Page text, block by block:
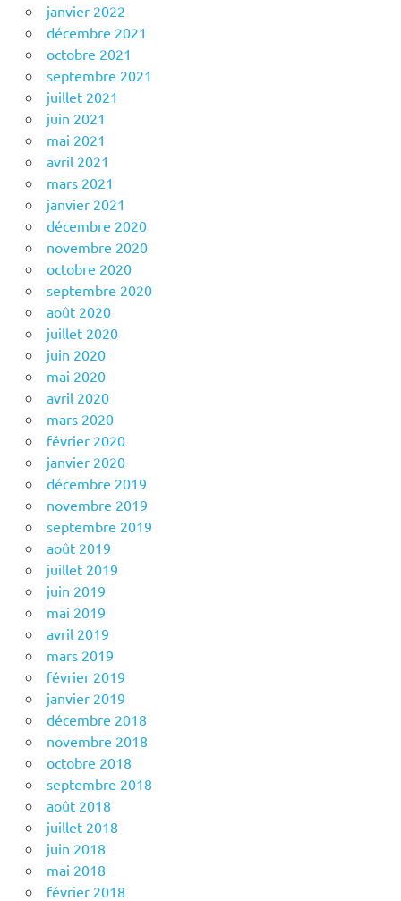
janvier 2022
décembre 2021
octobre 2021
septembre 2021
juillet 2021
juin 2021
mai 2021
avril 2021
mars 2021
janvier 2021
décembre 2020
novembre 2020
octobre 2020
septembre 2020
août 2020
juillet 2020
juin 2020
mai 2020
avril 2020
mars 2020
février 2020
janvier 2020
décembre 2019
novembre 2019
septembre 2019
août 2019
juillet 2019
juin 2019
mai 2019
avril 2019
mars 2019
février 2019
janvier 2019
décembre 2018
novembre 2018
octobre 2018
septembre 2018
août 2018
juillet 2018
juin 2018
mai 2018
février 2018